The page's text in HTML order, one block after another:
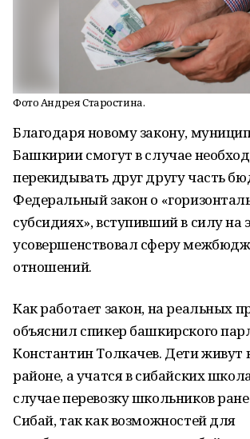
Фото Андрея Старостина.
Благодаря новому закону,
Башкирии смогут в случае
перекидывать друг другу часть
Федеральный закон о
субсидиях», вступивший в силу на
усовершенствовал сферу
отношений.
Как работает закон, на реальных
объяснил спикер башкирского
Константин Толкачев. Дети живут
районе, а учатся в сибайских
случае перевозку школьников
Сибай, так как возможностей для